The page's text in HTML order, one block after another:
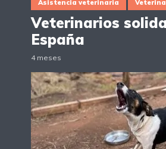
Asistencia veterinaria
Veterinarios
España
4 meses